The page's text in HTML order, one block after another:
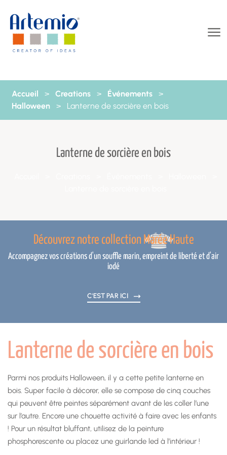
Accueil > Creations > Événements
>
Halloween
> Lanterne de sorcière en bois
Lanterne de sorcière en bois
Découvrez notre collection Marée Haute
Accompagnez vos créations d'un souffle marin, empreint de liberté et d'air
iodé
C'EST PAR ICI
Lanterne de sorcière en bois
Parmi nos produits Halloween, il y a cette petite lanterne en
bois. Super facile à décorer, elle se compose de cinq couches
qui peuvent être peintes séparément avant de les coller l’une
sur l’autre. Encore une chouette activité à faire avec les enfants
! Pour un résultat bluffant, utilisez de la peinture
phosphorescente ou placez une guirlande led à l’intérieur !